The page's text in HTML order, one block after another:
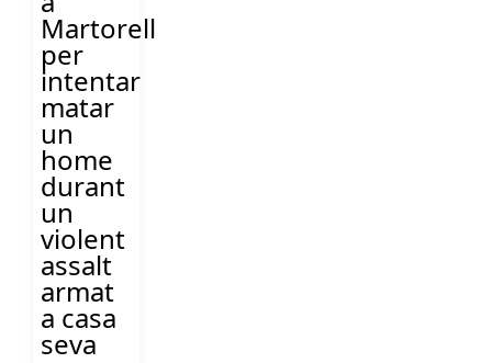
Martorell
per
intentar
matar
un
home
durant
un
violent
assalt
armat
a casa
seva